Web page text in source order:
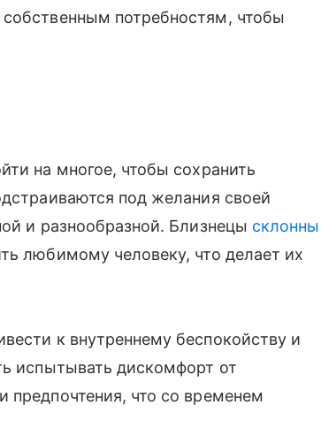
потребностям, чтобы
на многое, чтобы сохранить
под желания своей
и разнообразной. Близнецы склонны
любимому человеку, что делает их
к внутреннему беспокойству и
испытывать дискомфорт от
предпочтения, что со временем